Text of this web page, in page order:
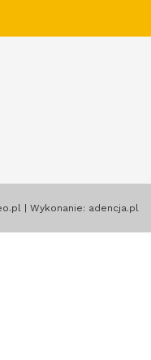
| Wykonanie: adencja.pl